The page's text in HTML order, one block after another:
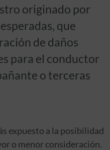
originado por
que
de daños
para el conductor
o terceras
expuesto a la posibilidad
o menor consideración.